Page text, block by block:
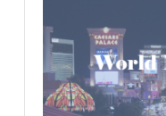
授・中村文彦特任教授
施内容 制度がシェアモビリティの普及を妨げる
― JUSTNEXUS JUSTNEXUS は、ユトレヒト大
学を中心に、住宅・
着目し、シェアモビ
要因を分析する研究プ
部、既存市街地、新
通に関わるデータが
います。さらに、単
するだけでなく、提
を可視化することが
用意されています
況は、2024年5月時
カバーしています（
大会期間中の交通戦
用MaaSアプリ「
提供しました。信頼
旅程の安全性の確保
なルート案内により
とを目指したもので
じて、出発前のルー
り、都市は健康をつ
う考え方のもと、健
めの研究やガイドラ
州を中心に進めています。 実施内
Cities社は、モビリ
を組み込むための重
います。徒歩や自転